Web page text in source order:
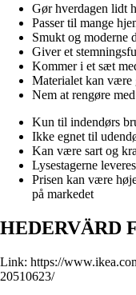
Gør hverdagen lidt
Passer til mange
Smukt og moderne
Giver et
Kommer i et sæt
Materialet kan være
Nem at rengøre
Kun til indendørs
Ikke egnet til
Kan være sart og
Lysestagerne
Prisen kan være
på markedet
HEDERVÄRD
Link: https://
20510623/